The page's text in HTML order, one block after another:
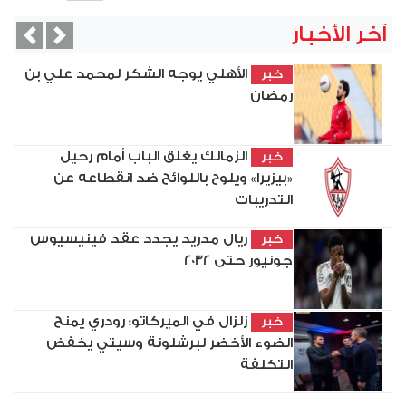
آخر الأخبار
خبر
الأهلي يوجه الشكر لمحمد علي بن
رمضان
خبر
الزمالك يغلق الباب أمام رحيل
«بيزيرا» ويلوح باللوائح ضد انقطاعه عن
التدريبات
خبر
ريال مدريد يجدد عقد فينيسيوس
جونيور حتى 2032
خبر
زلزال في الميركاتو: رودري يمنح
الضوء الأخضر لبرشلونة وسيتي يخفض
التكلفة
Next